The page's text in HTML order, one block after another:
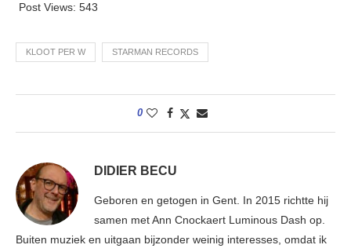
Post Views: 543
KLOOT PER W STARMAN RECORDS
0
DIDIER BECU
Geboren en getogen in Gent. In 2015 richtte hij
samen met Ann Cnockaert Luminous Dash op.
Buiten muziek en uitgaan bijzonder weinig interesses, omdat ik